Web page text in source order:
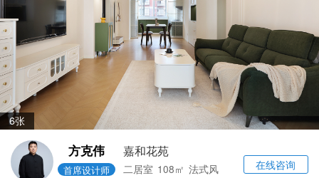
6张
方克伟
首席设计师
嘉和花苑
二居室 108㎡ 法式风 在线咨询